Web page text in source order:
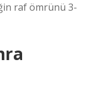
raf ömrünü 3-